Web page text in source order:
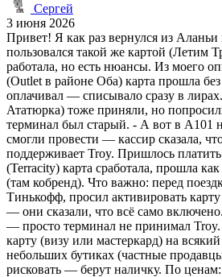
Сергей
3 июня 2026
Привет! Я как раз вернулся из Аланьи
пользовался такой же картой (Летим
работала, но есть нюансы. Из моего
(Outlet в районе Оба) карта прошла
оплачивал — списывало сразу в
Ататюрка) тоже приняли, но
терминал был старый. - А вот в A101
смогли провести — кассир сказала,
поддерживает Troy. Пришлось
(Terracity) карта сработала, прошла
(там кобренд). Что важно: перед
Тинькофф, просил активировать
— они сказали, что всё само
— просто терминал не принимал
карту (визу или мастеркард) на
небольших бутиках (частные
рисковать — берут наличку. По